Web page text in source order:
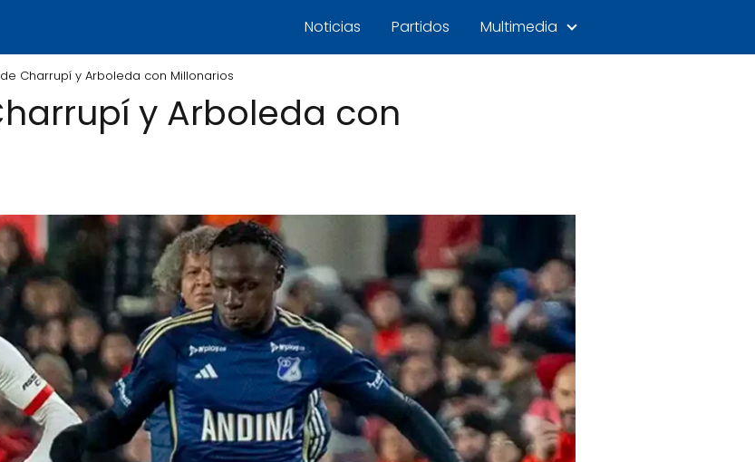
Noticias Partidos Multimedia
Charrupí y Arboleda con Millonarios
y Arboleda con